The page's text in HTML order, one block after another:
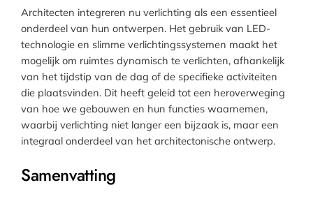
Architecten integreren nu verlichting als een essentieel
onderdeel van hun ontwerpen. Het gebruik van LED-
technologie en slimme verlichtingssystemen maakt het
mogelijk om ruimtes dynamisch te verlichten, afhankelijk
van het tijdstip van de dag of de specifieke activiteiten
die plaatsvinden. Dit heeft geleid tot een heroverweging
van hoe we gebouwen en hun functies waarnemen,
waarbij verlichting niet langer een bijzaak is, maar een
integraal onderdeel van het architectonische ontwerp.
Samenvatting